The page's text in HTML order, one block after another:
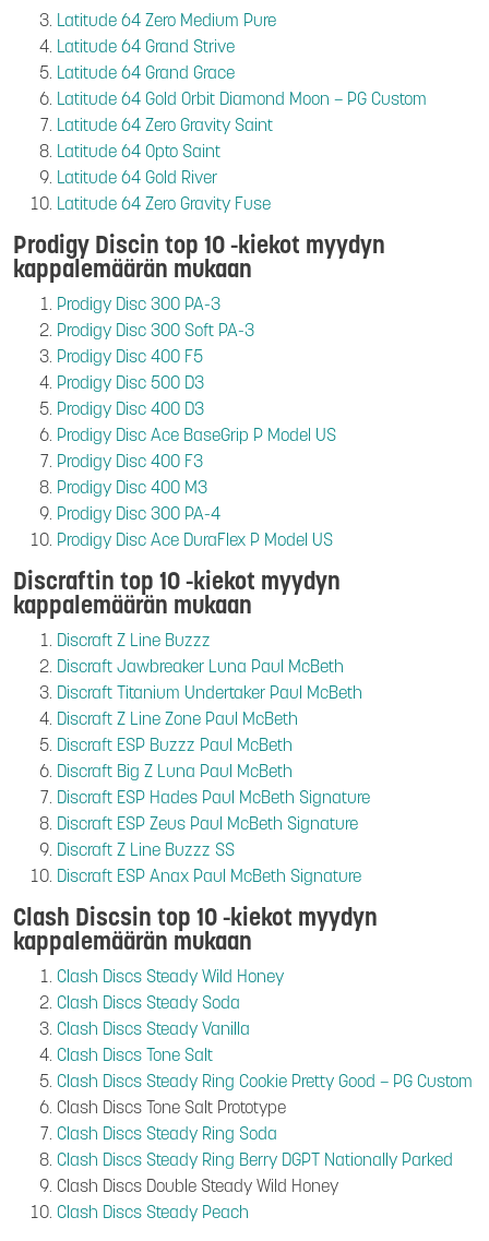
Latitude 64 Zero Medium Pure
Latitude 64 Grand Strive
Latitude 64 Grand Grace
Latitude 64 Gold Orbit Diamond Moon – PG Custom
Latitude 64 Zero Gravity Saint
Latitude 64 Opto Saint
Latitude 64 Gold River
Latitude 64 Zero Gravity Fuse
Prodigy Discin top 10 -kiekot myydyn
kappalemäärän mukaan
Prodigy Disc 300 PA-3
Prodigy Disc 300 Soft PA-3
Prodigy Disc 400 F5
Prodigy Disc 500 D3
Prodigy Disc 400 D3
Prodigy Disc Ace BaseGrip P Model US
Prodigy Disc 400 F3
Prodigy Disc 400 M3
Prodigy Disc 300 PA-4
Prodigy Disc Ace DuraFlex P Model US
Discraftin top 10 -kiekot myydyn
kappalemäärän mukaan
Discraft Z Line Buzzz
Discraft Jawbreaker Luna Paul McBeth
Discraft Titanium Undertaker Paul McBeth
Discraft Z Line Zone Paul McBeth
Discraft ESP Buzzz Paul McBeth
Discraft Big Z Luna Paul McBeth
Discraft ESP Hades Paul McBeth Signature
Discraft ESP Zeus Paul McBeth Signature
Discraft Z Line Buzzz SS
Discraft ESP Anax Paul McBeth Signature
Clash Discsin top 10 -kiekot myydyn
kappalemäärän mukaan
Clash Discs Steady Wild Honey
Clash Discs Steady Soda
Clash Discs Steady Vanilla
Clash Discs Tone Salt
Clash Discs Steady Ring Cookie Pretty Good – PG Custom
Clash Discs Tone Salt Prototype
Clash Discs Steady Ring Soda
Clash Discs Steady Ring Berry DGPT Nationally Parked
Clash Discs Double Steady Wild Honey
Clash Discs Steady Peach